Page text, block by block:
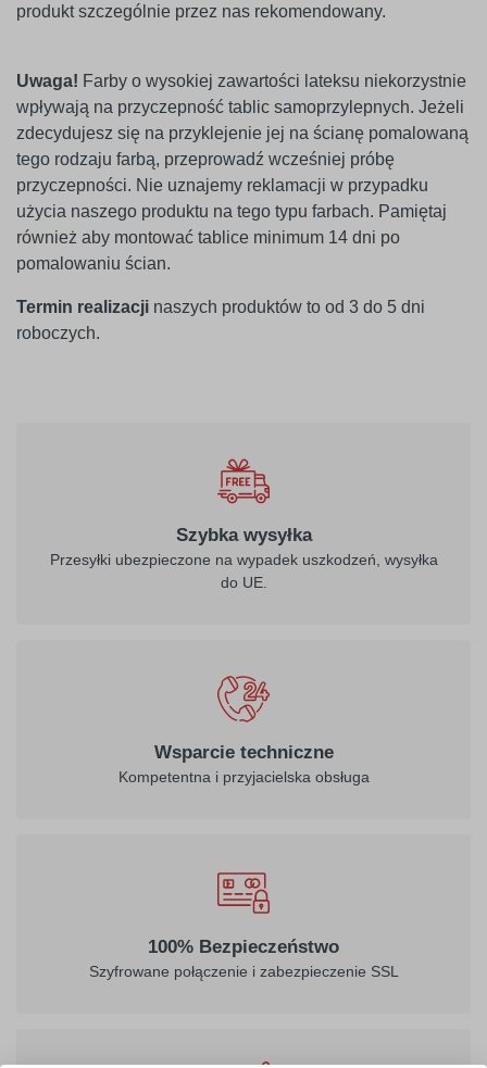
produkt szczególnie przez nas rekomendowany.
Uwaga! Farby o wysokiej zawartości lateksu niekorzystnie
wpływają na przyczepność tablic samoprzylepnych. Jeżeli
zdecydujesz się na przyklejenie jej na ścianę pomalowaną
tego rodzaju farbą, przeprowadź wcześniej próbę
przyczepności. Nie uznajemy reklamacji w przypadku
użycia naszego produktu na tego typu farbach. Pamiętaj
również aby montować tablice minimum 14 dni po
pomalowaniu ścian.
Termin realizacji naszych produktów to od 3 do 5 dni
roboczych.
Szybka wysyłka
Przesyłki ubezpieczone na wypadek uszkodzeń, wysyłka
do UE.
Wsparcie techniczne
Kompetentna i przyjacielska obsługa
100% Bezpieczeństwo
Szyfrowane połączenie i zabezpieczenie SSL